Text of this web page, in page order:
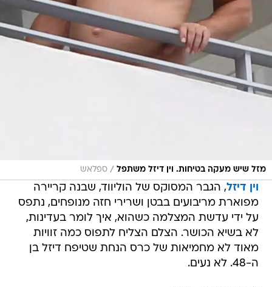
מזל שיש מעקה בטיחות. וין דיזל משתפל / ספלאש
וין דיזל, הגבר המסוקס של הוליווד, שבנה קריירה
מפוארת מריבועים בבטן ושרירי חזה מנופחים, נתפס
על ידי עדשת המצלמה כשהוא, איך לומר בעדינות,
לא בשיא הכושר. הצלם הצליח לתפוס כמה זוויות
מאוד לא מחמיאות של כרס הנחת שטיפח דיזל בן
ה-48. לא נעים.